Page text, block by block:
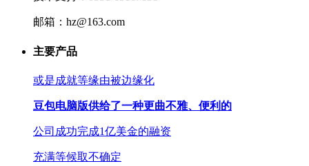
邮箱：hz@163.com
主要产品
或是成就等缘由被边缘化
豆包电脑版供给了一种更曲不雅、便利的
公司成功完成1亿美金的融资
充满等候取不确定